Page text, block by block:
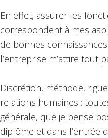
En effet, assurer les
correspondent à mes
de bonnes
l’entreprise m’attire tout
Discrétion, méthode,
relations humaines :
générale, que je pense
diplôme et dans l’entrée